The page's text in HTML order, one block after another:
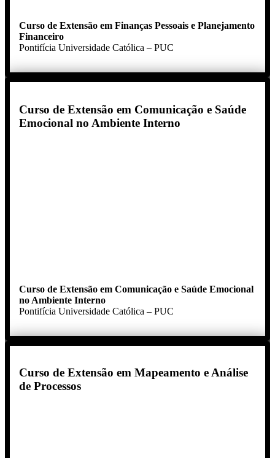
Curso de Extensão em Finanças Pessoais e Planejamento
Financeiro
Pontifícia Universidade Católica – PUC
Curso de Extensão em Comunicação e Saúde
Emocional no Ambiente Interno
Curso de Extensão em Comunicação e Saúde Emocional
no Ambiente Interno
Pontifícia Universidade Católica – PUC
Curso de Extensão em Mapeamento e Análise
de Processos